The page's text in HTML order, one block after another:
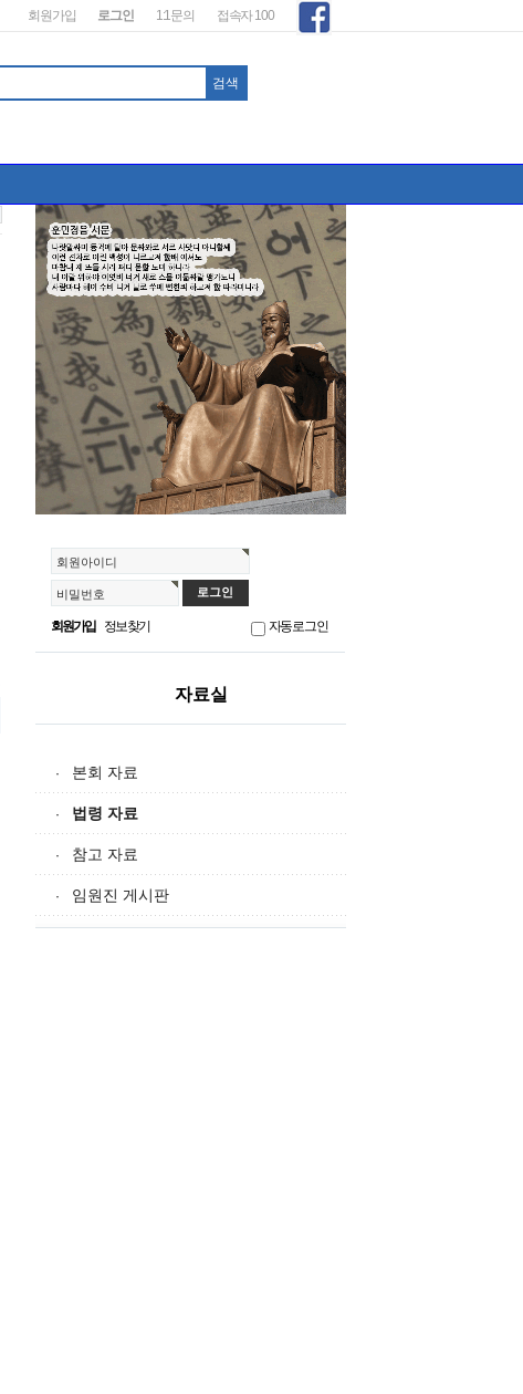
회원가입 로그인 1:1문의 접속자 100
회원아이디
비밀번호
회원가입 정보찾기 자동로그인
자료실
· 본회 자료
· 법령 자료
· 참고 자료
· 임원진 게시판